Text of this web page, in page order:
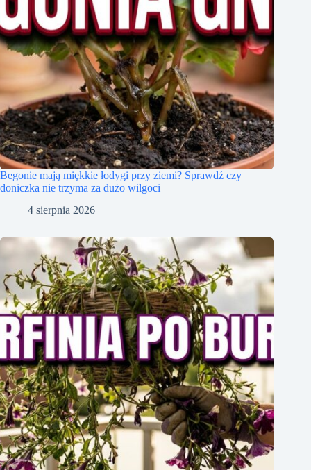
Begonie mają miękkie łodygi przy ziemi? Sprawdź czy
doniczka nie trzyma za dużo wilgoci
4 sierpnia 2026